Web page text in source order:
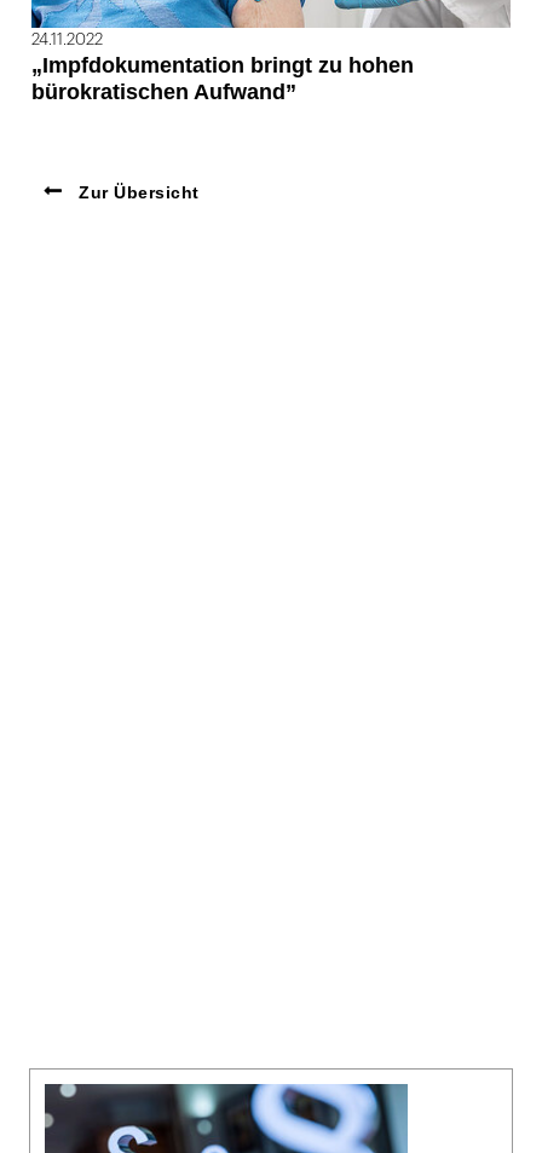
24.11.2022
„Impfdokumentation bringt zu hohen
bürokratischen Aufwand”
Zur Übersicht